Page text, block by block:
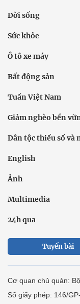
Đời sống
Sức khỏe
Ô tô xe máy
Bất động sản
Tuần Việt Nam
Giảm nghèo bền
Dân tộc thiểu số và
English
Ảnh
Multimedia
24h qua
Tuyến bài
Cơ quan chủ quản:
Số giấy phép: 146/